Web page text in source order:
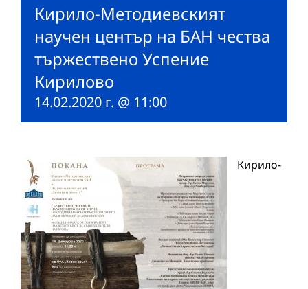
Кирило-Методиевският
научен център на БАН чества
тържествено Успение
Кирилово
14.02.2020 г. @ 11:00
Кирило-